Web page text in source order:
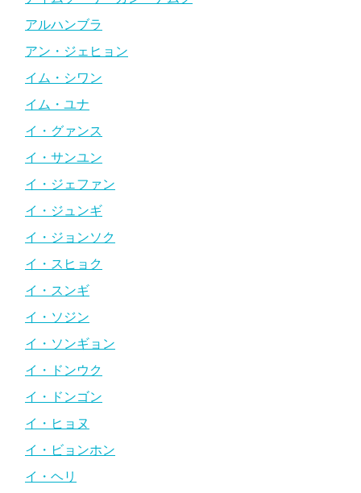
アルハンブラ
アン・ジェヒョン
イム・シワン
イム・ユナ
イ・グァンス
イ・サンユン
イ・ジェファン
イ・ジュンギ
イ・ジョンソク
イ・スヒョク
イ・スンギ
イ・ソジン
イ・ソンギョン
イ・ドンウク
イ・ドンゴン
イ・ヒョヌ
イ・ビョンホン
イ・ヘリ